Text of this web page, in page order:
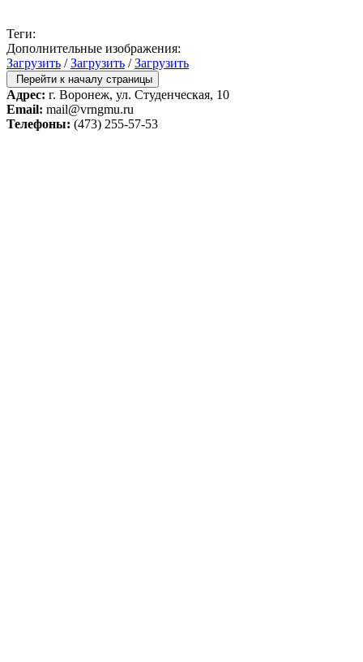
Теги:
Дополнительные изображения:
Загрузить /Загрузить /Загрузить
Перейти к началу страницы
Адрес: г. Воронеж, ул. Студенческая, 10
Email: mail@vrngmu.ru
Телефоны: (473) 255-57-53